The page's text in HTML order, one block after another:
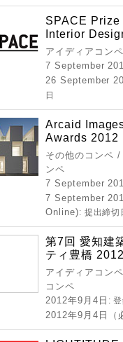
SPACE
Interior
アイディアコン
7 September
26 September
日
Arcaid
Awards 2012
その他のコンペ
ンペ
7 September
7 September
Online): 提出締切
第7回 愛知建
ティ豊橋
アイディアコン
コンペ
2012年9月4日 :
2012年9月4日（